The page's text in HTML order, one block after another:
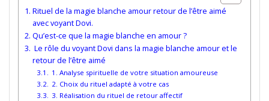
Rituel de la magie blanche amour retour de l’être aimé
avec voyant Dovi.
Qu’est-ce que la magie blanche en amour ?
Le rôle du voyant Dovi dans la magie blanche amour et le
retour de l’être aimé
1. Analyse spirituelle de votre situation amoureuse
2. Choix du rituel adapté à votre cas
3. Réalisation du rituel de retour affectif